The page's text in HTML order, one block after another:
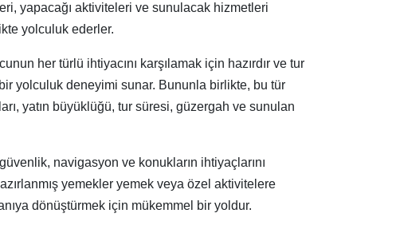
yapacağı aktiviteleri ve sunulacak hizmetleri
yolculuk ederler.
her türlü ihtiyacını karşılamak için hazırdır ve tur
yolculuk deneyimi sunar. Bununla birlikte, bu tür
yatın büyüklüğü, tur süresi, güzergah ve sunulan
navigasyon ve konukların ihtiyaçlarını
yemekler yemek veya özel aktivitelere
dönüştürmek için mükemmel bir yoldur.